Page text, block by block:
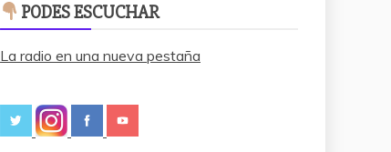
PODES ESCUCHAR
La radio en una nueva pestaña